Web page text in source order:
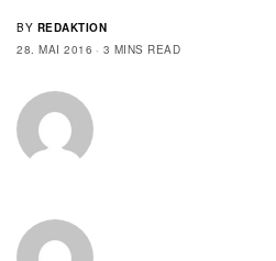
BY REDAKTION
28. MAI 2016
3 MINS READ